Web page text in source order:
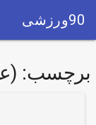
90ورزشی
برچسب: